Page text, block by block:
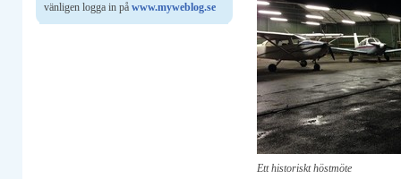
vänligen logga in på www.myweblog.se
Ett historiskt höstmöte